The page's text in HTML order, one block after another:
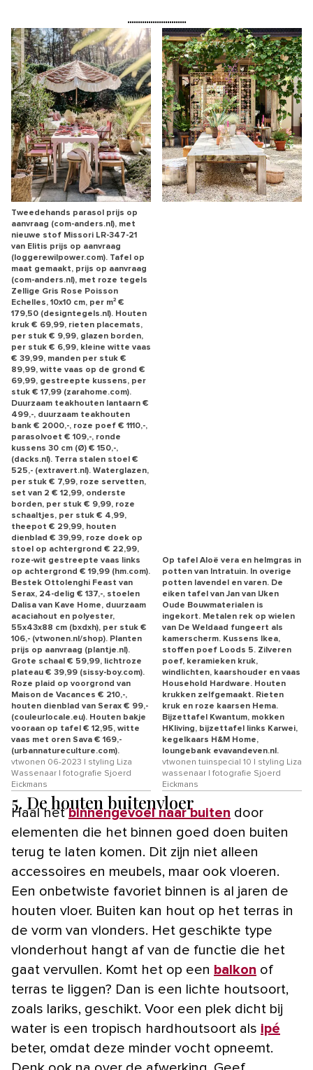
Tweedehands parasol prijs op
aanvraag (com-anders.nl), met
nieuwe stof Missori LR-347-21
van Elitis prijs op aanvraag
(loggerewilpower.com). Tafel op
maat gemaakt, prijs op aanvraag
(com-anders.nl), met roze tegels
Zellige Gris Rose Poisson
Echelles, 10x10 cm, per m² €
179,50 (designtegels.nl). Houten
kruk € 69,99, rieten placemats,
per stuk € 9,99, glazen borden,
per stuk € 6,99, kleine witte vaas
€ 39,99, manden per stuk €
89,99, witte vaas op de grond €
69,99, gestreepte kussens, per
stuk € 17,99 (zarahome.com).
Duurzaam teakhouten lantaarn €
499,-, duurzaam teakhouten
bank € 2000,-, roze poef € 1110,-,
parasolvoet € 109,-, ronde
kussens 30 cm (Ø) € 150,-,
(dacks.nl). Terra stalen stoel €
525,- (extravert.nl). Waterglazen,
per stuk € 7,99, roze servetten,
set van 2 € 12,99, onderste
borden, per stuk € 9,99, roze
schaaltjes, per stuk € 4,99,
theepot € 29,99, houten
dienblad € 39,99, roze doek op
stoel op achtergrond € 22,99,
roze-wit gestreepte vaas links
op achtergrond € 19,99 (hm.com).
Bestek Ottolenghi Feast van
Serax, 24-delig € 137,-, stoelen
Dalisa van Kave Home, duurzaam
acaciahout en polyester,
55x43x88 cm (bxdxh), per stuk €
106,- (vtwonen.nl/shop). Planten
prijs op aanvraag (plantje.nl).
Grote schaal € 59,99, lichtroze
plateau € 39,99 (sissy-boy.com).
Roze plaid op voorgrond van
Maison de Vacances € 210,-,
houten dienblad van Serax € 99,-
(couleurlocale.eu). Houten bakje
vooraan op tafel € 12,95, witte
vaas met oren Sava € 169,-
(urbannatureculture.com).
vtwonen 06-2023 | styling Liza
Wassenaar | fotografie Sjoerd
Eickmans
Op tafel Aloë vera en helmgras in
potten van Intratuin. In overige
potten lavendel en varen. De
eiken tafel van Jan van IJken
Oude Bouwmaterialen is
ingekort. Metalen rek op wielen
van De Weldaad fungeert als
kamerscherm. Kussens Ikea,
stoffen poef Loods 5. Zilveren
poef, keramieken kruk,
windlichten, kaarshouder en vaas
Household Hardware. Houten
krukken zelfgemaakt. Rieten
kruk en roze kaarsen Hema.
Bijzettafel Kwantum, mokken
HKliving, bijzettafel links Karwei,
kegelkaars H&M Home,
loungebank evavandeven.nl.
vtwonen tuinspecial 10 | styling Liza
wassenaar | fotografie Sjoerd
Eickmans
5. De houten buitenvloer
Haal hetbinnengevoel naar buiten door
elementen die het binnen goed doen buiten
terug te laten komen. Dit zijn niet alleen
accessoires en meubels, maar ook vloeren.
Een onbetwiste favoriet binnen is al jaren de
houten vloer. Buiten kan hout op het terras in
de vorm van vlonders. Het geschikte type
vlonderhout hangt af van de functie die het
gaat vervullen. Komt het op een balkon of
terras te liggen? Dan is een lichte houtsoort,
zoals lariks, geschikt. Voor een plek dicht bij
water is een tropisch hardhoutsoort als ipé
beter, omdat deze minder vocht opneemt.